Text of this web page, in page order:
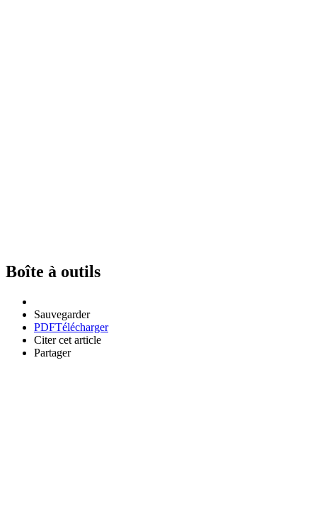
Boîte à outils
Sauvegarder
PDFTélécharger
Citer cet article
Partager